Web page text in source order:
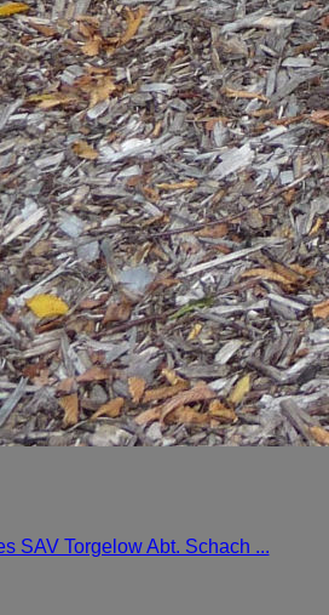
SAV Torgelow Abt. Schach ...